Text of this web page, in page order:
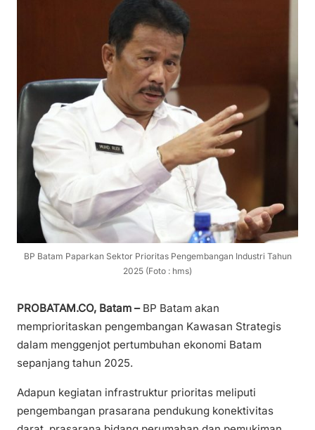
BP Batam Paparkan Sektor Prioritas Pengembangan Industri Tahun
2025 (Foto : hms)
PROBATAM.CO, Batam – BP Batam akan
memprioritaskan pengembangan Kawasan Strategis
dalam menggenjot pertumbuhan ekonomi Batam
sepanjang tahun 2025.
Adapun kegiatan infrastruktur prioritas meliputi
pengembangan prasarana pendukung konektivitas